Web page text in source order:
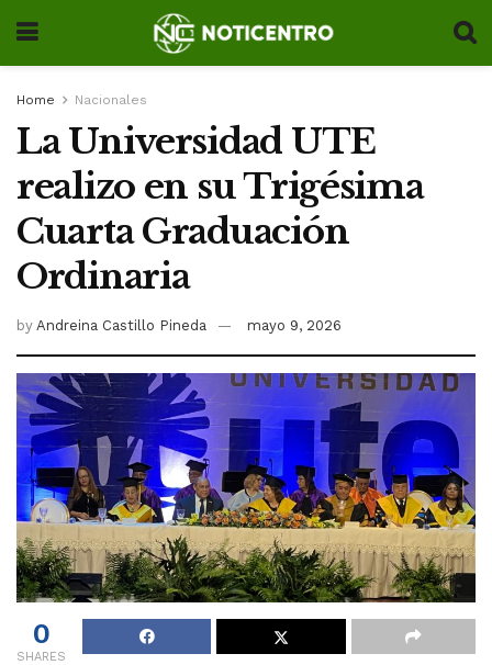
Home Nacionales
La Universidad UTE
realizo en su Trigésima
Cuarta Graduación
Ordinaria
by Andreina Castillo Pineda mayo 9, 2026
0
SHARES